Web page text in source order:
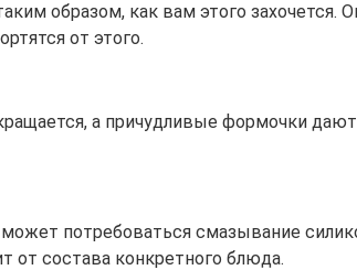
образом, как вам этого захочется.
от этого.
а причудливые формочки дают
потребоваться смазывание
состава конкретного блюда.